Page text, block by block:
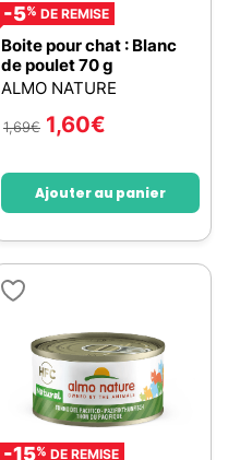
-5% DE REMISE
Boite pour chat : Blanc
de poulet 70 g
ALMO NATURE
1,69€ 1,60€
Ajouter au panier
-15% DE REMISE